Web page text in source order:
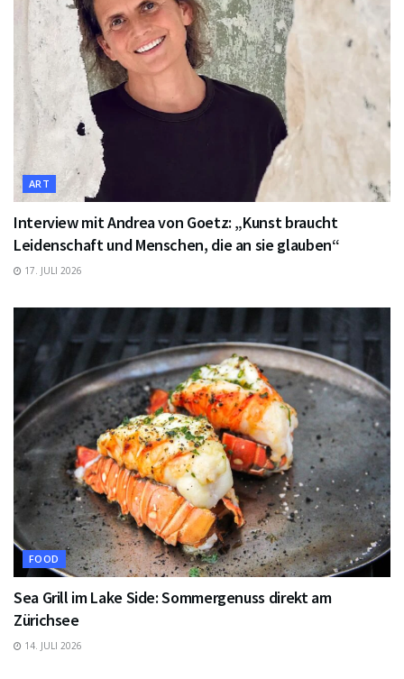
ART
Interview mit Andrea von Goetz: „Kunst braucht
Leidenschaft und Menschen, die an sie glauben“
17. JULI 2026
FOOD
Sea Grill im Lake Side: Sommergenuss direkt am
Zürichsee
14. JULI 2026